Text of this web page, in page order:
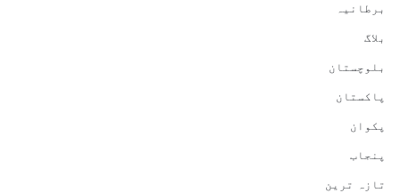
برطانیہ
بلاگ
بلوچستان
پاکستان
پکوان
پنجاب
تازہ ترین